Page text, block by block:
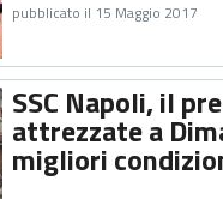
pubblicato il 15 Maggio 2017
SSC Napoli, il
attrezzate a
migliori